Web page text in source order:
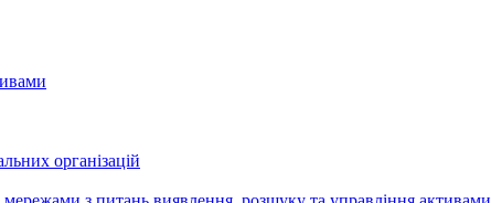
організацій